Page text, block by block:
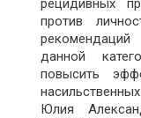
рецидивных
против
данной
повысить
Юлия